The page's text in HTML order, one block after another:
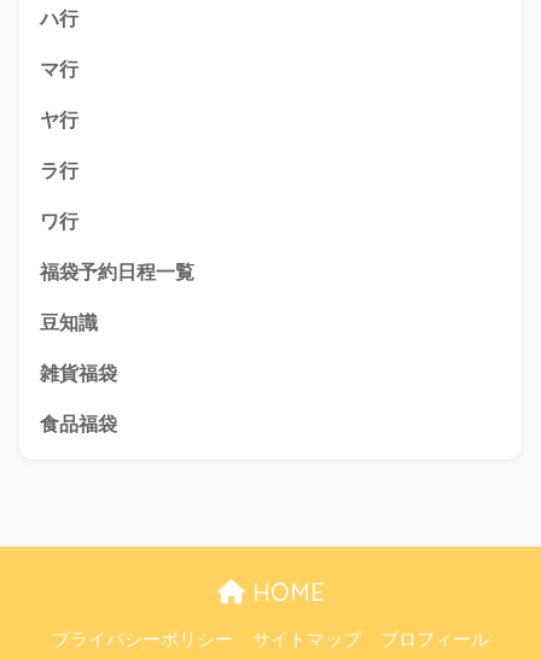
ハ行
マ行
ヤ行
ラ行
ワ行
福袋予約日程一覧
豆知識
雑貨福袋
食品福袋
HOME
プライバシーポリシー サイトマップ プロフィール